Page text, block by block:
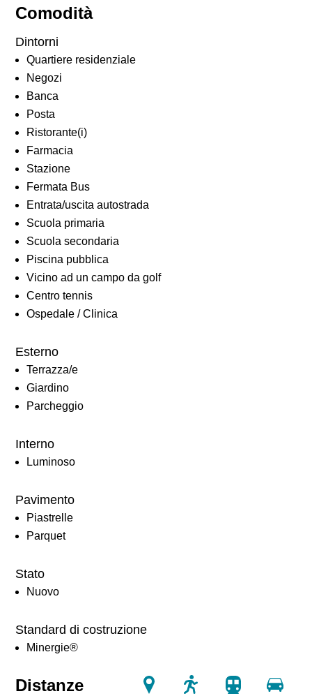
Comodità
Dintorni
Quartiere residenziale
Negozi
Banca
Posta
Ristorante(i)
Farmacia
Stazione
Fermata Bus
Entrata/uscita autostrada
Scuola primaria
Scuola secondaria
Piscina pubblica
Vicino ad un campo da golf
Centro tennis
Ospedale / Clinica
Esterno
Terrazza/e
Giardino
Parcheggio
Interno
Luminoso
Pavimento
Piastrelle
Parquet
Stato
Nuovo
Standard di costruzione
Minergie®
Distanze